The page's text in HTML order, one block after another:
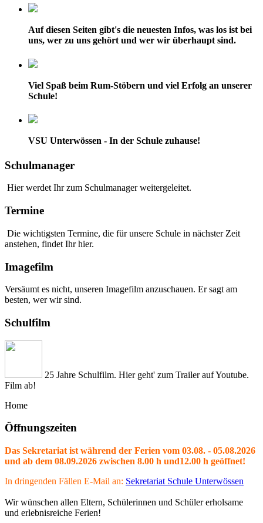
Auf diesen Seiten gibt's die neuesten Infos, was los ist bei
uns, wer zu uns gehört und wer wir überhaupt sind.
Viel Spaß beim Rum-Stöbern und viel Erfolg an unserer
Schule!
VSU Unterwössen - In der Schule zuhause!
Schulmanager
Hier werdet Ihr zum Schulmanager weitergeleitet.
Termine
Die wichtigsten Termine, die für unsere Schule in nächster Zeit
anstehen, findet Ihr hier.
Imagefilm
Versäumt es nicht, unseren Imagefilm anzuschauen. Er sagt am
besten, wer wir sind.
Schulfilm
25 Jahre Schulfilm. Hier geht' zum Trailer auf Youtube.
Film ab!
Home
Öffnungszeiten
Das Sekretariat ist während der Ferien vom 03.08. - 05.08.2026
und ab dem 08.09.2026 zwischen 8.00 h und12.00 h geöffnet!
In dringenden Fällen E-Mail an: Sekretariat Schule Unterwössen
Wir wünschen allen Eltern, Schülerinnen und Schüler erholsame
und erlebnisreiche Ferien!